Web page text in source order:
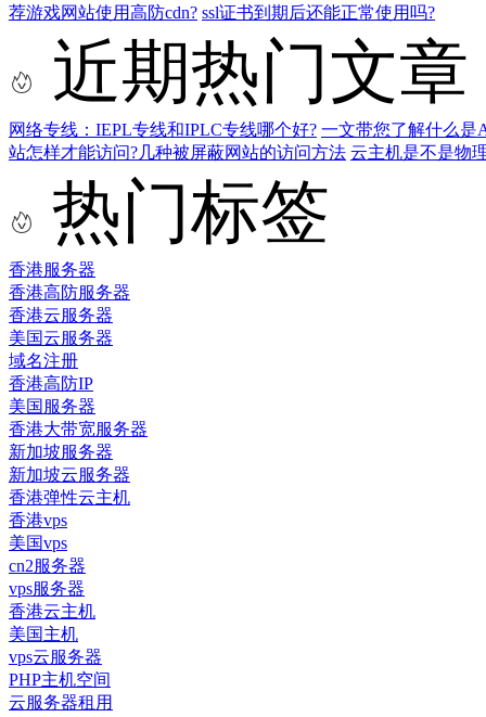
荐游戏网站使用高防cdn? ssl证书到期后还能正常使用吗?
近期热门文章
网络专线：IEPL专线和IPLC专线哪个好? 一文带您了解什么是
站怎样才能访问?几种被屏蔽网站的访问方法 云主机是不是物
热门标签
香港服务器
香港高防服务器
香港云服务器
美国云服务器
域名注册
香港高防IP
美国服务器
香港大带宽服务器
新加坡服务器
新加坡云服务器
香港弹性云主机
香港vps
美国vps
cn2服务器
vps服务器
香港云主机
美国主机
vps云服务器
PHP主机空间
云服务器租用